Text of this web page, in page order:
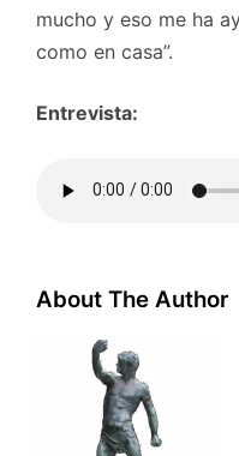
mucho y eso me ha
como en casa”.
Entrevista:
About The Author